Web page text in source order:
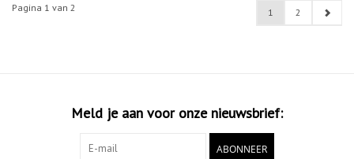
Pagina 1 van 2 1 2
Meld je aan voor onze nieuwsbrief:
ABONNEER